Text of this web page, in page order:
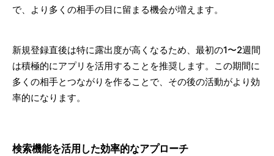
で、より多くの相手の目に留まる機会が増えます。
新規登録直後は特に露出度が高くなるため、最初の1〜2週間
は積極的にアプリを活用することを推奨します。この期間に
多くの相手とつながりを作ることで、その後の活動がより効
率的になります。
検索機能を活用した効率的なアプローチ